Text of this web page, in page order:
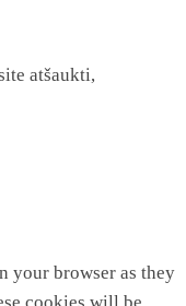
atšaukti,
your browser as they